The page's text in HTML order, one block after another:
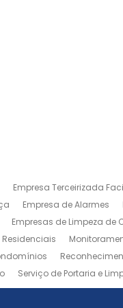
Empresa Terceirizada
Empresa de Alarmes
Empresas de Limpeza de
Serviço de Portaria e